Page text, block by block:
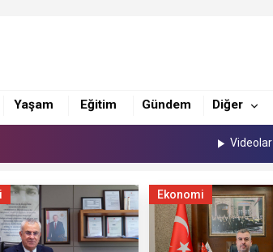
Yaşam Eğitim Gündem Diğer
Ödülü
Ödülü
Videolar
Ekonomi